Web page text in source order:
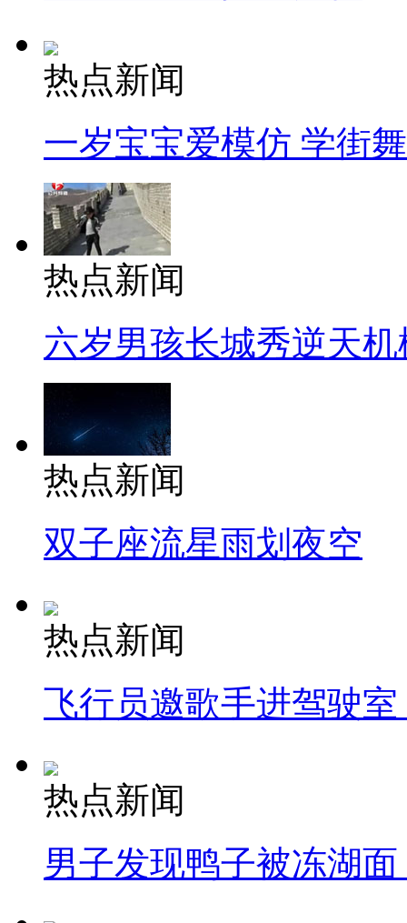
热点新闻
一岁宝宝爱模仿 学街
热点新闻
六岁男孩长城秀逆天机
热点新闻
双子座流星雨划夜空
热点新闻
飞行员邀歌手进驾驶
热点新闻
男子发现鸭子被冻湖